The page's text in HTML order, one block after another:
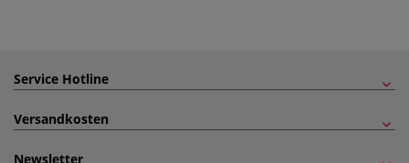
Service Hotline
Versandkosten
Newsletter